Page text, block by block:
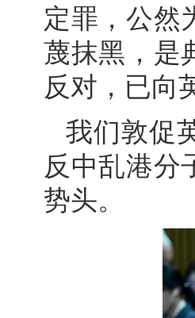
定罪，公然
蔑抹黑，是
反对，已向
我们敦促
反中乱港分
势头。